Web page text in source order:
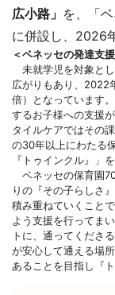
広小路」 を、「
に併設し、2026
＜ベネッセの発達支
未就学児を対象と
広がりもあり、2022
倍）となっています
するお子様への支援
タイルケアではその
の30年以上にわたる
『トゥインクル』」
ベネッセの保育園
りの『その子らしさ
積み重ねていくこと
よう支援を行ってま
トに、通ってくださ
が安心して通える場
あることを目指し『